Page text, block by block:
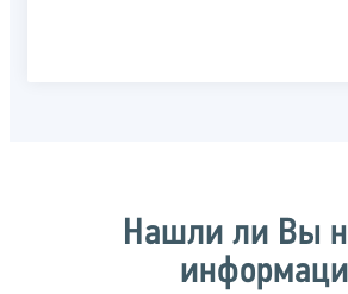
Нашли ли Вы